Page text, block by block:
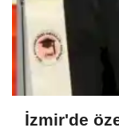
İzmir'de